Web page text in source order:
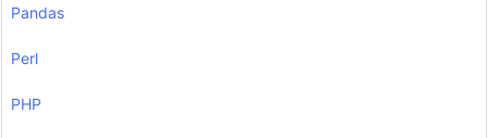
Pandas
Perl
PHP